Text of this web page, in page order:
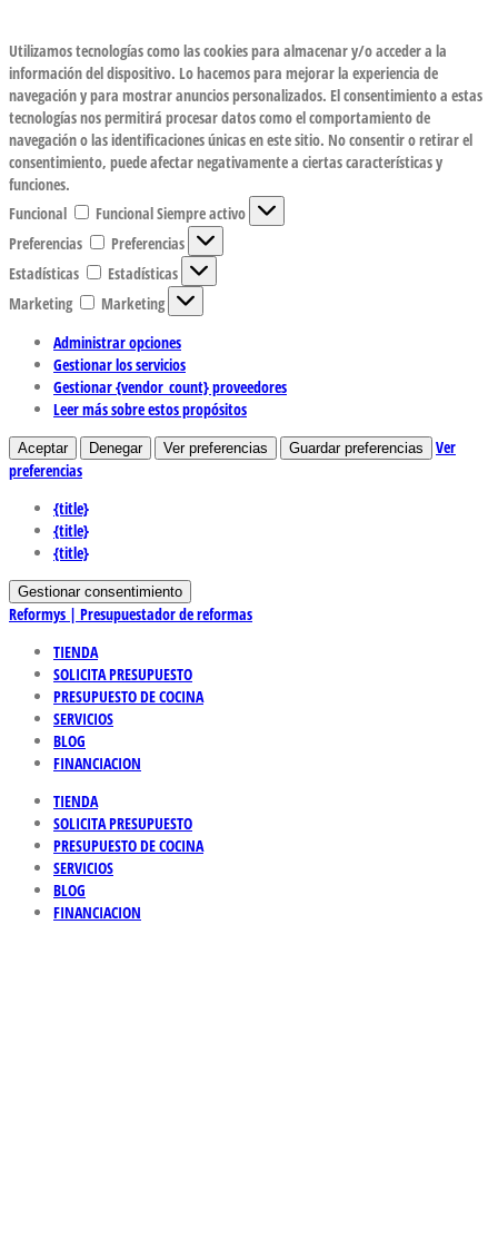
Utilizamos tecnologías como las cookies para almacenar y/o acceder a la
información del dispositivo. Lo hacemos para mejorar la experiencia de
navegación y para mostrar anuncios personalizados. El consentimiento a estas
tecnologías nos permitirá procesar datos como el comportamiento de
navegación o las identificaciones únicas en este sitio. No consentir o retirar el
consentimiento, puede afectar negativamente a ciertas características y
funciones.
Funcional
FuncionalSiempre activo
Preferencias
Preferencias
Estadísticas
Estadísticas
Marketing
Marketing
Administrar opciones
Gestionar los servicios
Gestionar {vendor_count} proveedores
Leer más sobre estos propósitos
Aceptar Denegar Ver preferencias Guardar preferencias
Ver
preferencias
{title}
{title}
{title}
Gestionar consentimiento
Reformys | Presupuestador de reformas
TIENDA
SOLICITA PRESUPUESTO
PRESUPUESTO DE COCINA
SERVICIOS
BLOG
FINANCIACION
TIENDA
SOLICITA PRESUPUESTO
PRESUPUESTO DE COCINA
SERVICIOS
BLOG
FINANCIACION